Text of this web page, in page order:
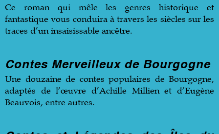
Ce roman qui mêle les genres historique et
fantastique vous conduira à travers les siècles sur les
traces d’un insaisissable ancêtre.
Contes Merveilleux de Bourgogne
Une douzaine de contes populaires de Bourgogne,
adaptés de l’œuvre d’Achille Millien et d’Eugène
Beauvois, entre autres.